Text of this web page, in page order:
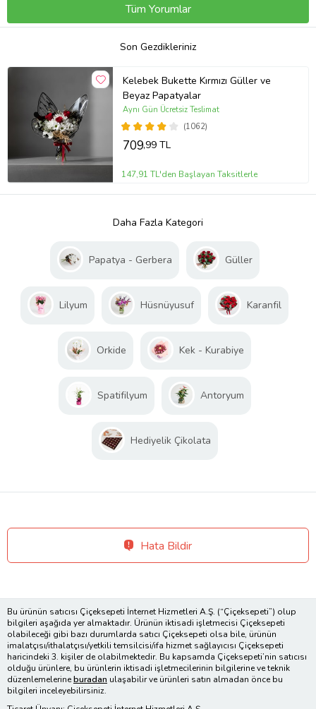
Tüm Yorumlar
Son Gezdikleriniz
Kelebek Bukette Kırmızı Güller ve
Beyaz Papatyalar
(1062)
Aynı Gün Ücretsiz Teslimat
709,99 TL
147,91 TL'den Başlayan Taksitlerle
Daha Fazla Kategori
Papatya - Gerbera Güller
Lilyum Hüsnüyusuf Karanfil
Orkide Kek - Kurabiye
Spatifilyum Antoryum
Hediyelik Çikolata
Hata Bildir
Bu ürünün satıcısı Çiçeksepeti İnternet Hizmetleri A.Ş. (“Çiçeksepeti”) olup
bilgileri aşağıda yer almaktadır. Ürünün iktisadi işletmecisi Çiçeksepeti
olabileceği gibi bazı durumlarda satıcı Çiçeksepeti olsa bile, ürünün
imalatçısı/ithalatçısı/yetkili temsilcisi/ifa hizmet sağlayıcısı Çiçeksepeti
haricindeki 3. kişiler de olabilmektedir. Bu kapsamda Çiçeksepeti’nin satıcısı
olduğu ürünlere, bu ürünlerin iktisadi işletmecilerinin bilgilerine ve teknik
düzenlemelerineburadan ulaşabilir ve ürünleri satın almadan önce bu
bilgileri inceleyebilirsiniz.